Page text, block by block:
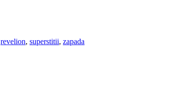
revelion, superstitii, zapada